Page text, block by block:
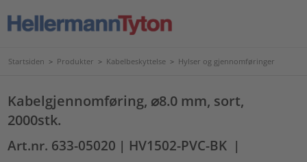
Startsiden > Produkter > Kabelbeskyttelse > Hylser og gjennomføringer
Kabelgjennomføring, ⌀8.0 mm, sort,
2000stk.
Art.nr. 633-05020 | HV1502-PVC-BK |